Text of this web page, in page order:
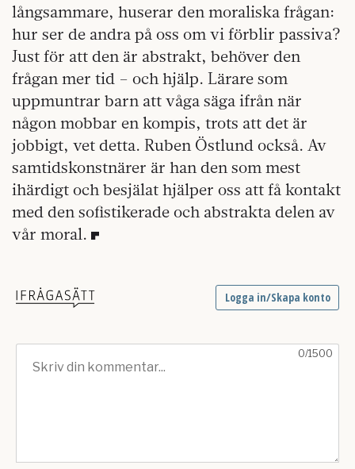
långsammare, huserar den moraliska frågan:
hur ser de andra på oss om vi förblir passiva?
Just för att den är abstrakt, behöver den
frågan mer tid – och hjälp. Lärare som
uppmuntrar barn att våga säga ifrån när
någon mobbar en kompis, trots att det är
jobbigt, vet detta. Ruben Östlund också. Av
samtidskonstnärer är han den som mest
ihärdigt och besjälat hjälper oss att få kontakt
med den sofistikerade och abstrakta delen av
vår moral.